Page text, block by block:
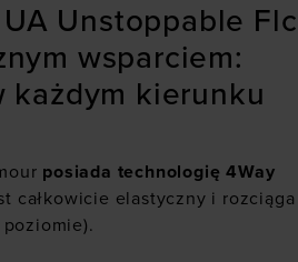
Unstoppable
wsparciem:
każdym kierunku
posiada technologię 4Way
całkowicie elastyczny i